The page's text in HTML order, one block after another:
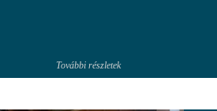
További részletek